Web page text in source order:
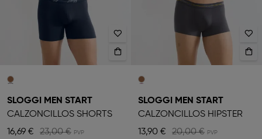
SLOGGI MEN START
CALZONCILLOS SHORTS
16,69 €
23,00 €
SLOGGI MEN START
CALZONCILLOS HIPSTER
13,90 €
20,00 €